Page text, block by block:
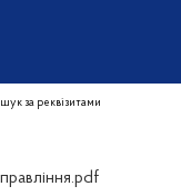
за реквізитами